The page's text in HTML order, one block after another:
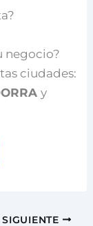
negocio?
ciudades:
y
SIGUIENTE